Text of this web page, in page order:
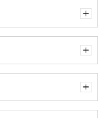
く
く
く